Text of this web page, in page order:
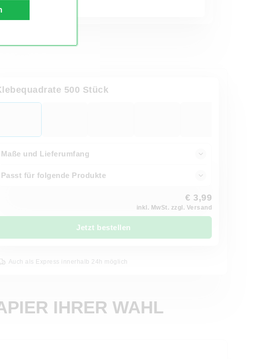
500 Stück
Maße und Lieferumfang
Passt für folgende Produkte
€ 3,99
inkl. MwSt. zzgl. Versand
Jetzt bestellen
Auch als Express innerhalb 24h möglich
IHRER WAHL